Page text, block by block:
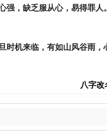
，缺乏服从心，易得罪人
机来临，有如山风谷雨
八字改